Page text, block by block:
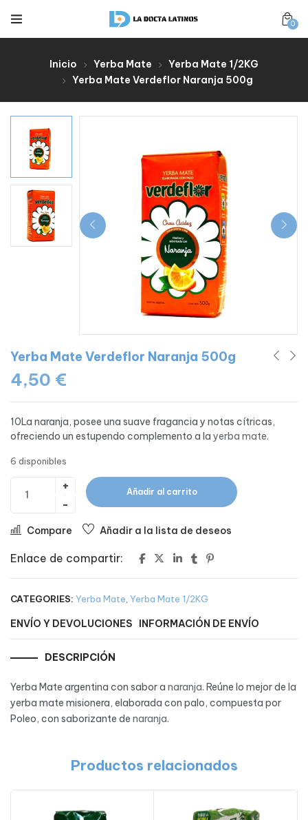
0
Inicio Yerba Mate
Yerba Mate 1/2KG
Yerba Mate Verdeflor Naranja 500g
Yerba Mate Verdeflor Naranja 500g
4,50 €
10La naranja, posee una suave fragancia y notas cítricas,
ofreciendo un estupendo complemento a la yerba mate.
6 disponibles
Añadir al carrito
Compare Añadir a la lista de deseos
Enlace de compartir:
CATEGORIES: Yerba Mate Yerba Mate 1/2KG
ENVÍO Y DEVOLUCIONES INFORMACIÓN DE ENVÍO
DESCRIPCIÓN
Yerba Mate argentina con sabor a naranja. Reúne lo mejor de la
yerba mate misionera, elaborada con palo, compuesta por
Poleo, con saborizante de naranja.
Productos relacionados